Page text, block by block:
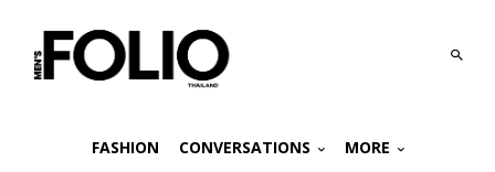
FASHION CONVERSATIONS MORE